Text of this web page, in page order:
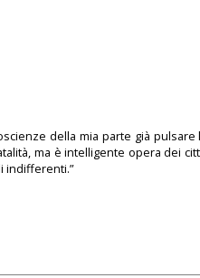
della mia parte già pulsare
ma è intelligente opera dei
indifferenti.”